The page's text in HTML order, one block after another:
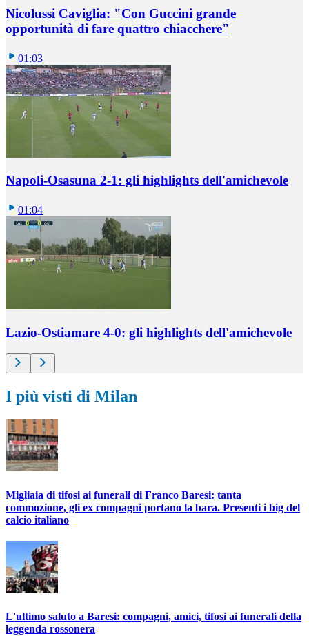
Nicolussi Caviglia: "Con Guccini grande
opportunità di fare quattro chiacchere"
01:03
Napoli-Osasuna 2-1: gli highlights dell'amichevole
01:04
Lazio-Ostiamare 4-0: gli highlights dell'amichevole
I più visti di Milan
Migliaia di tifosi ai funerali di Franco Baresi: tanta
commozione, gli ex compagni portano la bara. Presenti i big del
calcio italiano
L'ultimo saluto a Baresi: compagni, amici, tifosi ai funerali della
leggenda rossonera